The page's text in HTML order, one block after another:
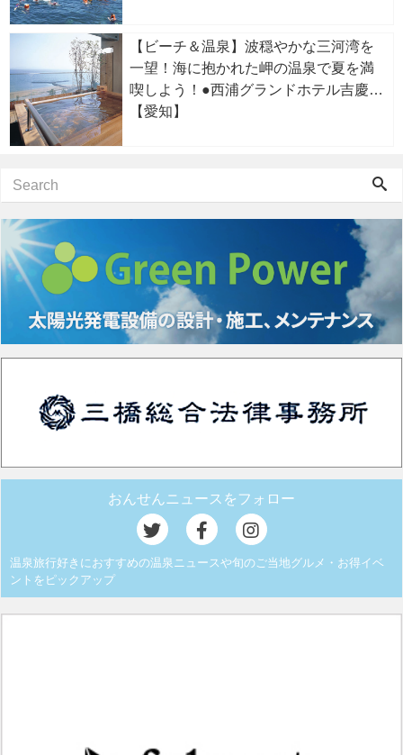
【ビーチ＆温泉】波穏やかな三河湾を
一望！海に抱かれた岬の温泉で夏を満
喫しよう！●西浦グランドホテル吉慶
【愛知】
おんせんニュースをフォロー
温泉旅行好きにおすすめの温泉ニュースや旬のご当地グルメ・お得イベ
ントをピックアップ